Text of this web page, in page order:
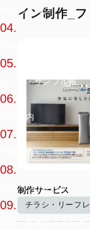
総合カタログ
04.
05.
見本帳・サンプル帳
06.
施設案内
07.
学校案内
08.
採用パンフレット
09.
英語・多言語カタログ
イン制作_
制作サービス
チラシ・リーフ